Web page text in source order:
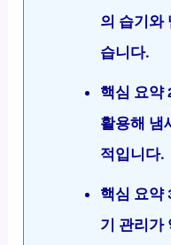
의 습기와
습니다.
핵심 요약
활용해 냄
적입니다.
핵심 요약
기 관리가